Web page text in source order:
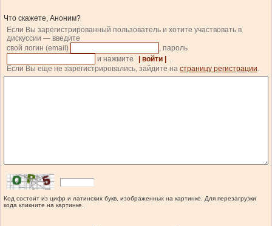
Что скажете, Аноним?
Если Вы зарегистрированный пользователь и хотите участвовать в
дискуссии — введите
свой логин (email)
, пароль
и нажмите
| войти |
.
Если Вы еще не зарегистрировались, зайдите на страницу регистрации.
Код состоит из цифр и латинских букв, изображенных на картинке. Для перезагрузки
кода кликните на картинке.